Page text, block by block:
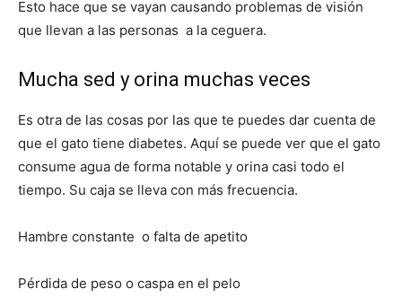
Esto hace que se vayan causando problemas de visión
que llevan a las personas a la ceguera.
Mucha sed y orina muchas veces
Es otra de las cosas por las que te puedes dar cuenta de
que el gato tiene diabetes. Aquí se puede ver que el gato
consume agua de forma notable y orina casi todo el
tiempo. Su caja se lleva con más frecuencia.
Hambre constante o falta de apetito
Pérdida de peso o caspa en el pelo